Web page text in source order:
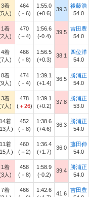
3着
人)
464
(－6)
1:55.0
(+0.6)
39.3
後藤浩
54.0
1着
人)
470
(＋4)
1:56.6
(-0.4)
39.5
吉田豊
54.0
4着
人)
466
(－8)
1:56.5
(+0.3)
38.1
四位洋
54.0
8着
人)
474
(－4)
1:39.1
(+1.4)
36.5
勝浦正
54.0
3着
人)
478
(＋26)
1:39.1
(+0.2)
37.8
勝浦正
53.0
14着
人)
452
(－8)
1:38.6
(+4.6)
36.3
勝浦正
54.0
11着
人)
460
(＋2)
1:36.4
(+1.7)
36.0
藤田伸
54.0
1着
人)
458
(－8)
1:58.9
(-0.2)
39.4
勝浦正
54.0
7着
466
1:42.6
41.6
吉田豊